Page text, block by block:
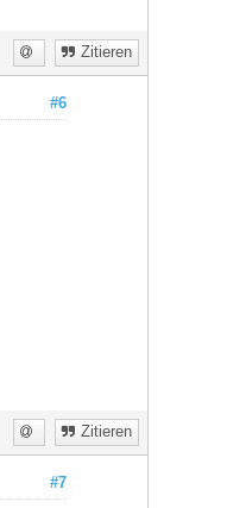
Zitieren
#6
Zitieren
#7